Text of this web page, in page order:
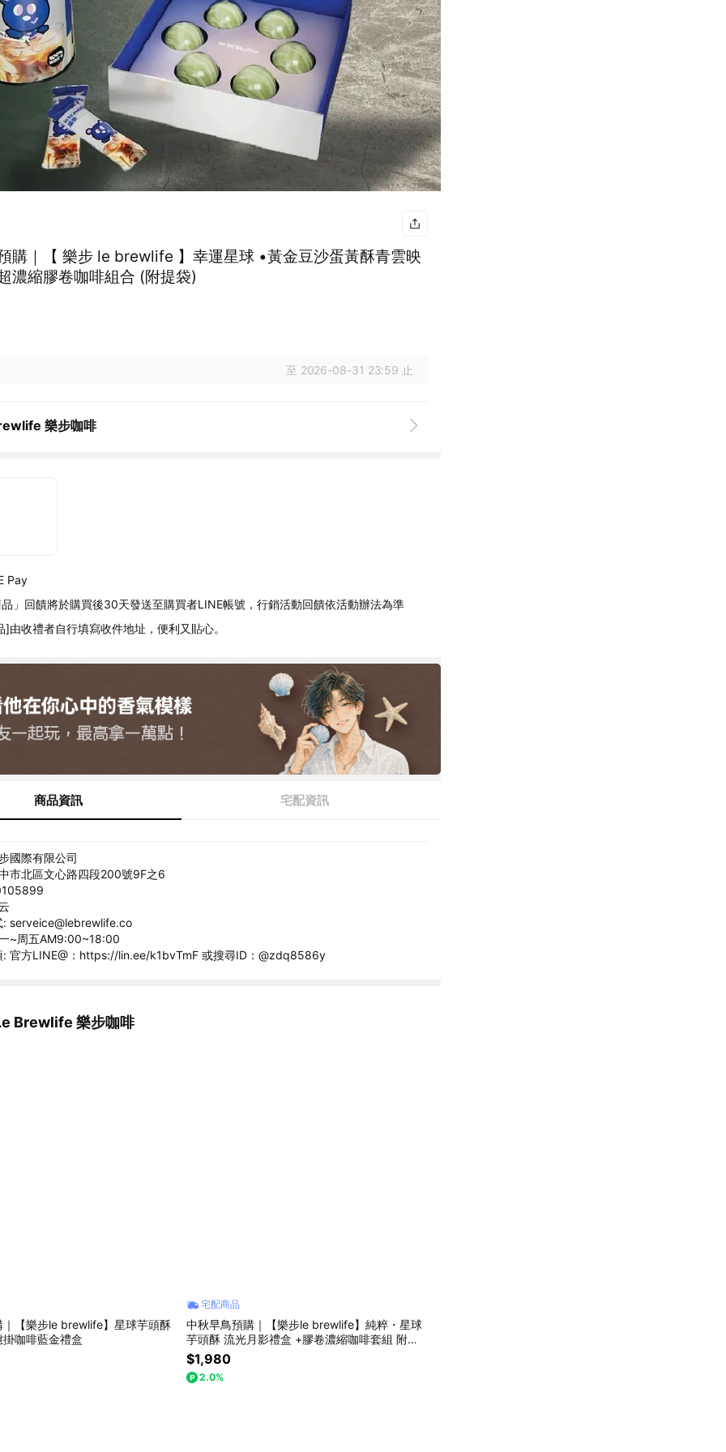
購｜【 樂步 le brewlife 】幸運星球 •黃金豆沙蛋黃酥青雲映
濃縮膠卷咖啡組合 (附提袋)
至 2026-08-31 23:59 止
樂步咖啡
Pay
」回饋將於購買後30天發送至購買者LINE帳號，行銷活動回饋依活動辦法為準
]由收禮者自行填寫收件地址，便利又貼心。
商品資訊 宅配資訊
國際有限公司
市北區文心路四段200號9F之6
: serveice@lebrewlife.co
~周五AM9:00~18:00
: 官方LINE@：https://lin.ee/k1bvTmF 或搜尋ID：@zdq8586y
Brewlife 樂步咖啡
｜【樂步le brewlife】星球芋頭酥
咖啡藍金禮盒
宅配商品
中秋早鳥預購｜【樂步le brewlife】純粹・星球
芋頭酥 流光月影禮盒 +膠卷濃縮咖啡套組 附提
袋
$1,980
2.0%